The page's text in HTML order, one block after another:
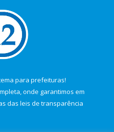
para prefeituras!
onde garantimos em
das leis de transparência